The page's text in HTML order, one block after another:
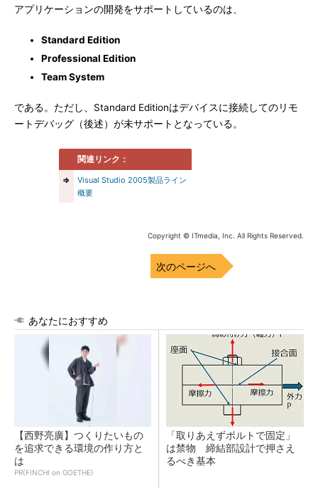
アプリケーションの開発をサポートしているのは、
Standard Edition
Professional Edition
Team System
である。ただし、Standard Editionはデバイスに接続してのリモ
ートデバッグ（後述）が未サポートとなっている。
関連リンク：
⇒
Visual Studio 2005製品ライン
概要
Copyright © ITmedia, Inc. All Rights Reserved.
次のページへ
あなたにおすすめ
【西野亮廣】つくりたいもの
を追求できる環境の作り方と
は
PR(FINCHI on GOETHE)
「取りあえずボルトで固定」
は禁物 締結部設計で押さえ
るべき基本